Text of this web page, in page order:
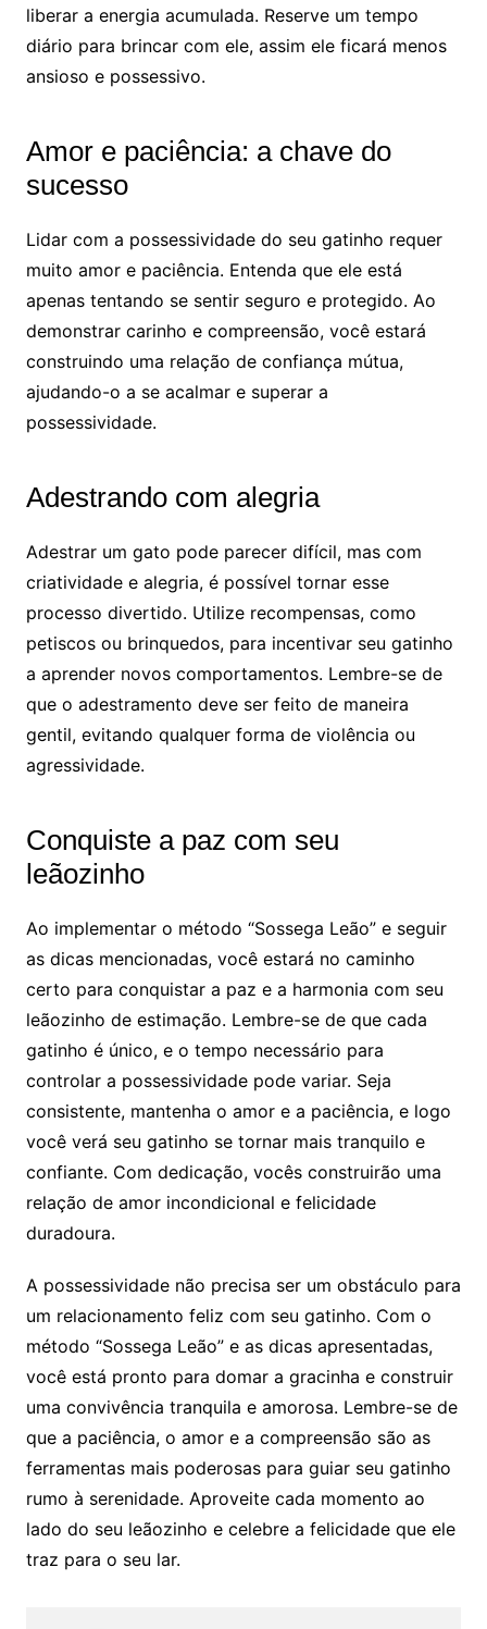
liberar a energia acumulada. Reserve um tempo
diário para brincar com ele, assim ele ficará menos
ansioso e possessivo.
Amor e paciência: a chave do
sucesso
Lidar com a possessividade do seu gatinho requer
muito amor e paciência. Entenda que ele está
apenas tentando se sentir seguro e protegido. Ao
demonstrar carinho e compreensão, você estará
construindo uma relação de confiança mútua,
ajudando-o a se acalmar e superar a
possessividade.
Adestrando com alegria
Adestrar um gato pode parecer difícil, mas com
criatividade e alegria, é possível tornar esse
processo divertido. Utilize recompensas, como
petiscos ou brinquedos, para incentivar seu gatinho
a aprender novos comportamentos. Lembre-se de
que o adestramento deve ser feito de maneira
gentil, evitando qualquer forma de violência ou
agressividade.
Conquiste a paz com seu
leãozinho
Ao implementar o método “Sossega Leão” e seguir
as dicas mencionadas, você estará no caminho
certo para conquistar a paz e a harmonia com seu
leãozinho de estimação. Lembre-se de que cada
gatinho é único, e o tempo necessário para
controlar a possessividade pode variar. Seja
consistente, mantenha o amor e a paciência, e logo
você verá seu gatinho se tornar mais tranquilo e
confiante. Com dedicação, vocês construirão uma
relação de amor incondicional e felicidade
duradoura.
A possessividade não precisa ser um obstáculo para
um relacionamento feliz com seu gatinho. Com o
método “Sossega Leão” e as dicas apresentadas,
você está pronto para domar a gracinha e construir
uma convivência tranquila e amorosa. Lembre-se de
que a paciência, o amor e a compreensão são as
ferramentas mais poderosas para guiar seu gatinho
rumo à serenidade. Aproveite cada momento ao
lado do seu leãozinho e celebre a felicidade que ele
traz para o seu lar.